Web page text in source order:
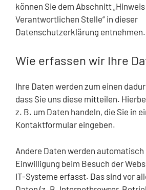
können Sie dem Abschnitt
Verantwortlichen Stelle“ in dieser
Datenschutzerklärung entnehmen.
Wie erfassen wir Ihre
Ihre Daten werden zum einen
dass Sie uns diese mitteilen.
z. B. um Daten handeln, die Sie in
Kontaktformular eingeben.
Andere Daten werden
Einwilligung beim Besuch der
IT-Systeme erfasst. Das sind vor